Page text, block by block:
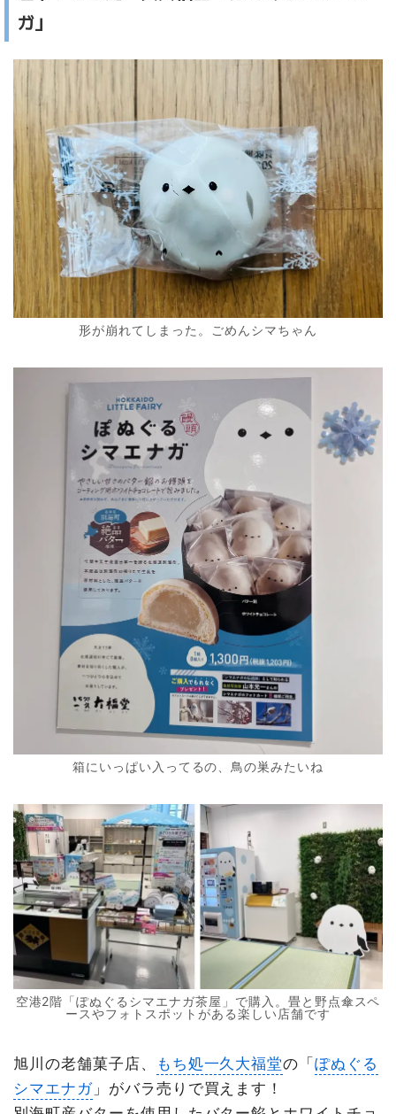
ガ」
形が崩れてしまった。ごめんシマちゃん
箱にいっぱい入ってるの、鳥の巣みたいね
空港2階「ぽぬぐるシマエナガ茶屋」で購入。畳と野点傘スペ
ースやフォトスポットがある楽しい店舗です
旭川の老舗菓子店、 もち処一久大福堂の「ぽぬぐる
シマエナガ」がバラ売りで買えます！